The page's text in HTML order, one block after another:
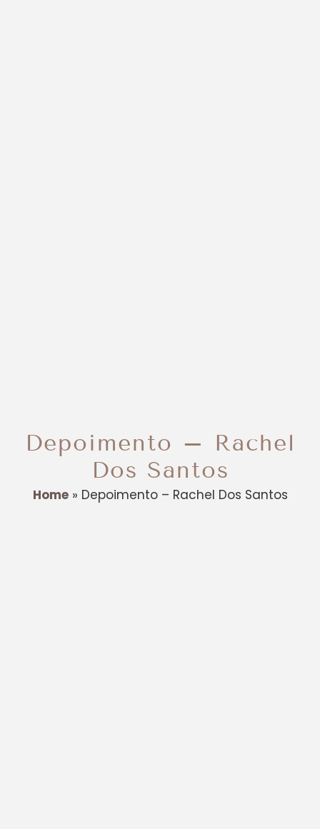
Depoimento – Rachel
Dos Santos
Home» Depoimento – Rachel Dos Santos